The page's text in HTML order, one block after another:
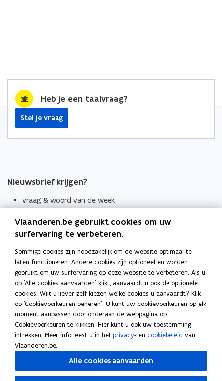
Heb je een taalvraag?
Stel je vraag
Nieuwsbrief krijgen?
vraag & woord van de week
Schrijf je in
Thema's
Taaladviezen
Spellingregels
Tips voor duidelijke taal
Bekijk ook
Spellingtests
Boek- en webwijzer
Vlaanderen.be gebruikt cookies om uw
surfervaring te verbeteren.
Sommige cookies zijn noodzakelijk om de website optimaal te
laten functioneren. Andere cookies zijn optioneel en worden
gebruikt om uw surfervaring op deze website te verbeteren. Als u
op 'Alle cookies aanvaarden' klikt, aanvaardt u ook de optionele
cookies. Wilt u liever zelf kiezen welke cookies u aanvaardt? Klik
op 'Cookievoorkeuren beheren'. U kunt uw cookievoorkeuren op elk
moment aanpassen door onderaan de webpagina op
Cookievoorkeuren te klikken. Hier kunt u ook uw toestemming
intrekken. Meer info leest u in het privacy- en cookiebeleid van
Vlaanderen.be.
Alle cookies aanvaarden